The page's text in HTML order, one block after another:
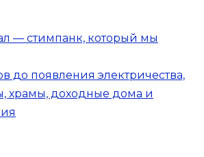
— стимпанк, который мы
до появления электричества,
храмы, доходные дома и